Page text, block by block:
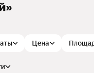
Цена